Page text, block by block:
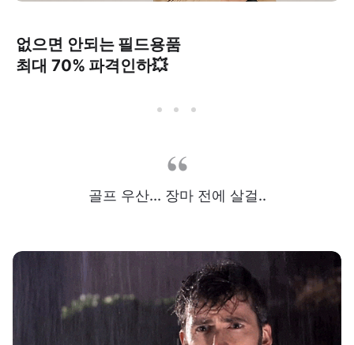
없으면 안되는 필드용품
최대 70% 파격인하💥
골프 우산... 장마 전에 살걸..